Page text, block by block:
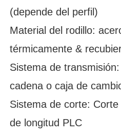
(depende del perfil)
Material del rodillo:
térmicamente &
Sistema de
cadena o caja de
Sistema de corte:
de longitud PLC